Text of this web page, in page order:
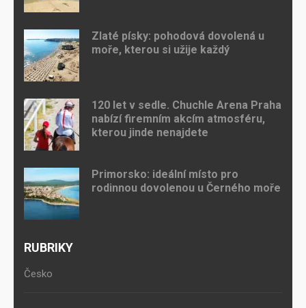
Zlaté písky: pohodová dovolená u
moře, kterou si užije každý
120 let v sedle. Chuchle Arena Praha
nabízí firemním akcím atmosféru,
kterou jinde nenajdete
Primorsko: ideální místo pro
rodinnou dovolenou u Černého moře
RUBRIKY
Česko